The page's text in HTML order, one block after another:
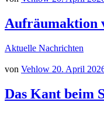
Aufräumaktion
Aktuelle Nachrichten
von Vehlow 20. April
Das Kant beim